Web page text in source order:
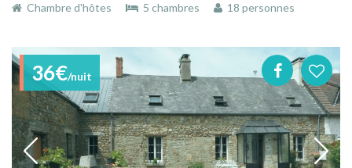
Chambre d'hôtes
5 chambres 18 personnes
36€/nuit